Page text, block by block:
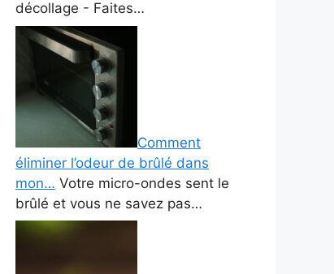
décollage - Faites…
Comment
éliminer l’odeur de brûlé dans
mon… Votre micro-ondes sent le
brûlé et vous ne savez pas…